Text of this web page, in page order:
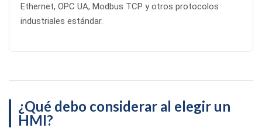
Ethernet, OPC UA, Modbus TCP y otros protocolos
industriales estándar.
¿Qué debo considerar al elegir un
HMI?